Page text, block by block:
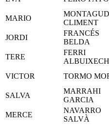
MARIO
MONTAGUD
CLIMENT
JORDI
FRANCÉS
BELDA
TERE
FERRI
ALBUIXECH
VICTOR
TORMO
SALVA
MARRAHI
GARCIA
MERCE
NAVARRO
SALVÀ